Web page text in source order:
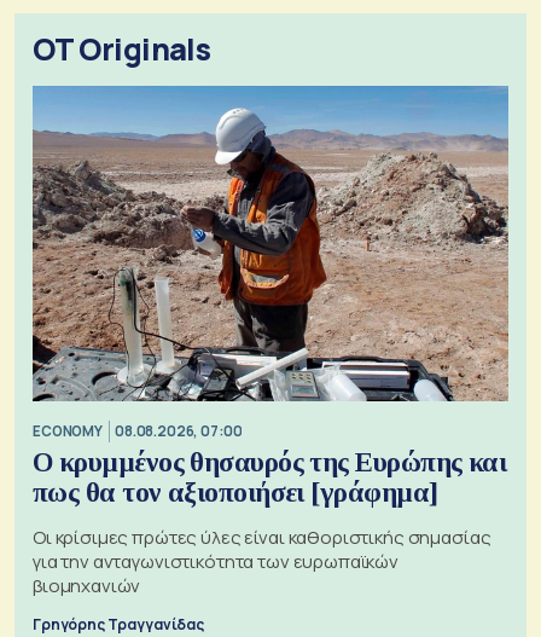
OT Originals
ECONOMY 08.08.2026, 07:00
Ο κρυμμένος θησαυρός της Ευρώπης και
πως θα τον αξιοποιήσει [γράφημα]
Οι κρίσιμες πρώτες ύλες είναι καθοριστικής σημασίας
για την ανταγωνιστικότητα των ευρωπαϊκών
βιομηχανιών
Γρηγόρης Τραγγανίδας